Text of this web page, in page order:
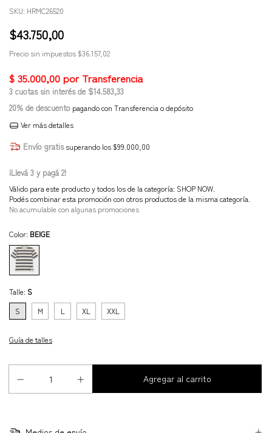
SKU: HRMC26520
$43.750,00
Precio sin impuestos $36.157,02
3 cuotas sin interés de $14.583,33
20% de descuento pagando con Transferencia o depósito
Ver más detalles
Envío gratis superando los $99.000,00
¡Llevá 3 y pagá 2!
Válido para este producto y todos los de la categoría: SHOP NOW.
Podés combinar esta promoción con otros productos de la misma categoría.
No acumulable con algunas promociones
Color: BEIGE
Talle: S
S
M L XL XXL
Guía de talles